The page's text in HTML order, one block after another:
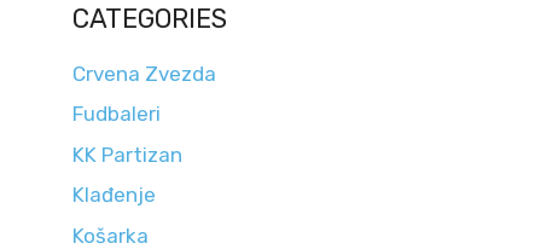
CATEGORIES
Crvena Zvezda
Fudbaleri
KK Partizan
Klađenje
Košarka